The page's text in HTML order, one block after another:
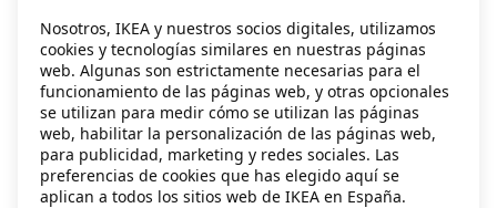
Nosotros, IKEA y nuestros socios digitales, utilizamos
cookies y tecnologías similares en nuestras páginas
web. Algunas son estrictamente necesarias para el
funcionamiento de las páginas web, y otras opcionales
se utilizan para medir cómo se utilizan las páginas
web, habilitar la personalización de las páginas web,
para publicidad, marketing y redes sociales. Las
preferencias de cookies que has elegido aquí se
aplican a todos los sitios web de IKEA en España.